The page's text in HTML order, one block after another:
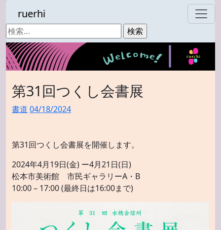
ruerhi
検
索:
第31回つくし会書展
書道 04/18/2024
第31回つくし会書展を開催します。
2024年4月19日(金) ー4月21日(日)
松本市美術館 市民ギャラリーA・B
10:00 – 17:00 (最終日は16:00まで)